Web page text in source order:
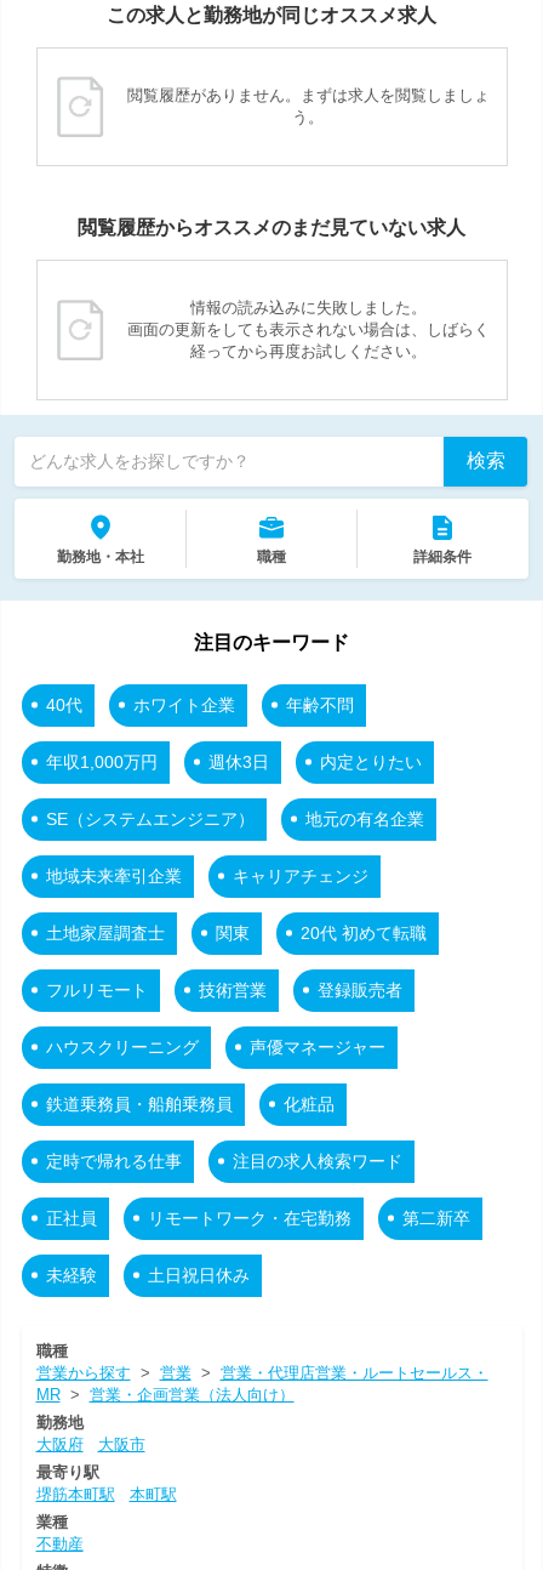
この求人と勤務地が同じオススメ求人
閲覧履歴がありません。まずは求人を閲覧しましょ
う。
閲覧履歴からオススメのまだ見ていない求人
情報の読み込みに失敗しました。
画面の更新をしても表示されない場合は、しばらく
経ってから再度お試しください。
どんな求人をお探しですか？ 検索
勤務地・本社 職種 詳細条件
注目のキーワード
40代 ホワイト企業 年齢不問
年収1,000万円 週休3日 内定とりたい
SE（システムエンジニア） 地元の有名企業
地域未来牽引企業 キャリアチェンジ
土地家屋調査士 関東 20代 初めて転職
フルリモート 技術営業 登録販売者
ハウスクリーニング 声優マネージャー
鉄道乗務員・船舶乗務員 化粧品
定時で帰れる仕事 注目の求人検索ワード
正社員 リモートワーク・在宅勤務 第二新卒
未経験 土日祝日休み
職種
営業から探す > 営業> 営業・代理店営業・ルートセールス・
MR> 営業・企画営業（法人向け）
勤務地
大阪府
大阪市
最寄り駅
堺筋本町駅
本町駅
業種
不動産